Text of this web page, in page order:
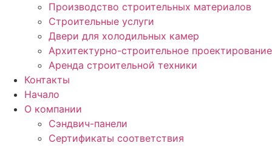
Производство строительных материалов
Строительные услуги
Двери для холодильных камер
Архитектурно-строительное проектирование
Аренда строительной техники
Контакты
Начало
О компании
Сэндвич-панели
Сертификаты соответствия